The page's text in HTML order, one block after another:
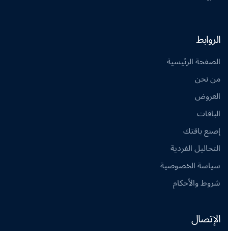
الروابط
الصفحة الرئيسية
من نحن
العروض
الباقات
إصنع باقتك
التحاليل الفردية
سياسة الخصوصية
شروط والأحكام
الإتصال